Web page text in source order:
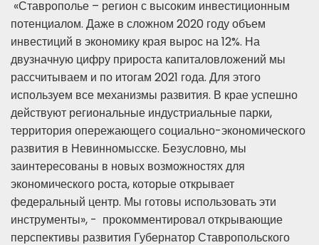
«Ставрополье – регион с высоким инвестиционным
потенциалом. Даже в сложном 2020 году объем
инвестиций в экономику края вырос на 12%. На
двузначную цифру прироста капиталовложений мы
рассчитываем и по итогам 2021 года. Для этого
используем все механизмы развития. В крае успешно
действуют региональные индустриальные парки,
территория опережающего социально-экономического
развития в Невинномысске. Безусловно, мы
заинтересованы в новых возможностях для
экономического роста, которые открывает
федеральный центр. Мы готовы использовать эти
инструменты», - прокомментировал открывающие
перспективы развития Губернатор Ставропольского